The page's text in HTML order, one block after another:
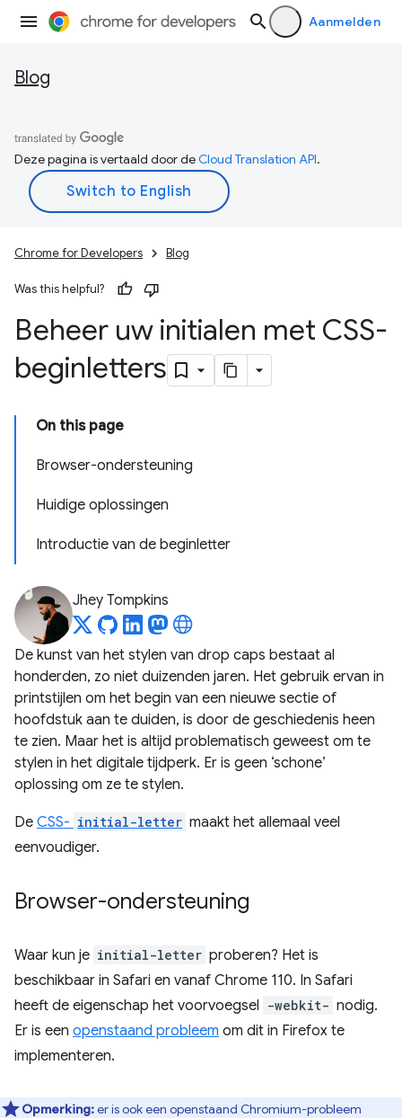
Aanmelden
Blog
Deze pagina is vertaald door deCloud Translation API.
Chrome for Developers Blog
Was this helpful?
Beheer uw initialen met CSS-
beginletters
On this page
Browser-ondersteuning
Huidige oplossingen
Introductie van de beginletter
Jhey Tompkins
De kunst van het stylen van drop caps bestaat al
honderden, zo niet duizenden jaren. Het gebruik ervan in
printstijlen om het begin van een nieuwe sectie of
hoofdstuk aan te duiden, is door de geschiedenis heen
te zien. Maar het is altijd problematisch geweest om te
stylen in het digitale tijdperk. Er is geen ‘schone’
oplossing om ze te stylen.
De CSS- initial-letter maakt het allemaal veel
eenvoudiger.
Browser-ondersteuning
Waar kun je initial-letter proberen? Het is
beschikbaar in Safari en vanaf Chrome 110. In Safari
heeft de eigenschap het voorvoegsel -webkit- nodig.
Er is een openstaand probleem om dit in Firefox te
implementeren.
Opmerking:er is ook een openstaand Chromium-probleem